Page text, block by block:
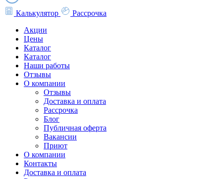
Калькулятор
Рассрочка
Акции
Цены
Каталог
Каталог
Наши работы
Отзывы
О компании
Отзывы
Доставка и оплата
Рассрочка
Блог
Публичная оферта
Вакансии
Приют
О компании
Контакты
Доставка и оплата